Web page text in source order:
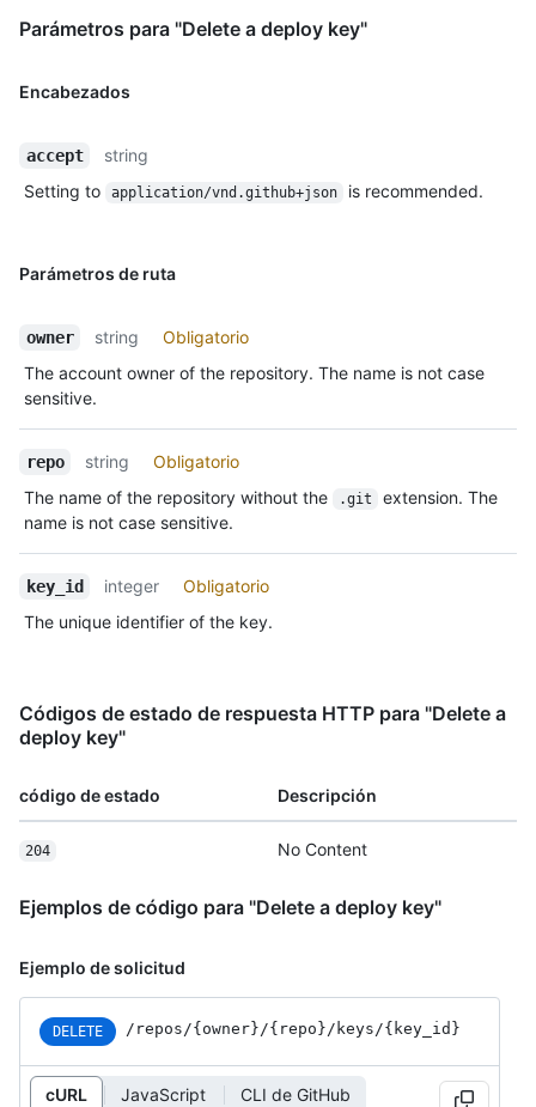
Parámetros para "Delete a deploy key"
Encabezados
accept
string
Setting to
application/vnd.github+json is recommended.
Parámetros de ruta
owner string
Obligatorio
The account owner of the repository. The name is not case
sensitive.
repo string
Obligatorio
The name of the repository without the
.git
extension. The
name is not case sensitive.
key_id integer
Obligatorio
The unique identifier of the key.
Códigos de estado de respuesta HTTP para "Delete a
deploy key"
código de estado Descripción
204 No Content
Ejemplos de código para "Delete a deploy key"
Ejemplo de solicitud
DELETE /repos /{owner} /{repo} /keys /{key_ id}
cURL JavaScript CLI de GitHub